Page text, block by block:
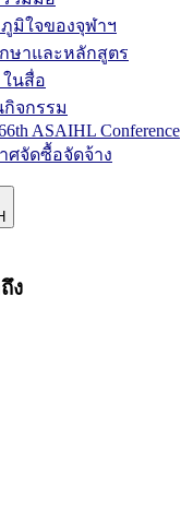
มิใจของจุฬาฯ
ษาและหลักสูตร
ในสื่อ
จกรรม
ASAIHL Conference
ศจัดซื้อจัดจ้าง
ง